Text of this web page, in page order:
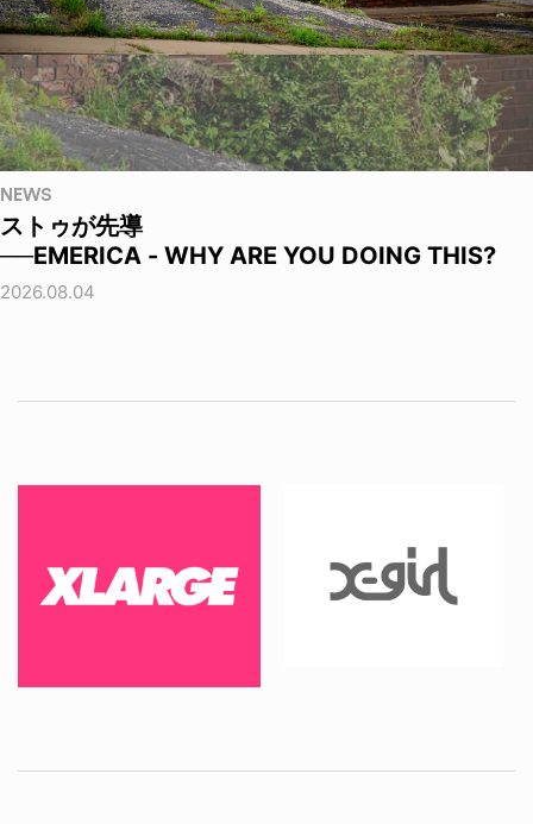
NEWS
ストゥが先導
──EMERICA - WHY ARE YOU DOING THIS?
2026.08.04